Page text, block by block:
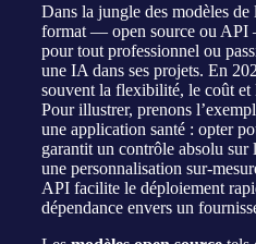
Dans la jungle des modèles de
format — open source ou API
pour tout professionnel ou
une IA dans ses projets. En
souvent la flexibilité, le coût et
Pour illustrer, prenons
une application santé : opter
garantit un contrôle absolu sur
une personnalisation sur-
API facilite le déploiement
dépendance envers un